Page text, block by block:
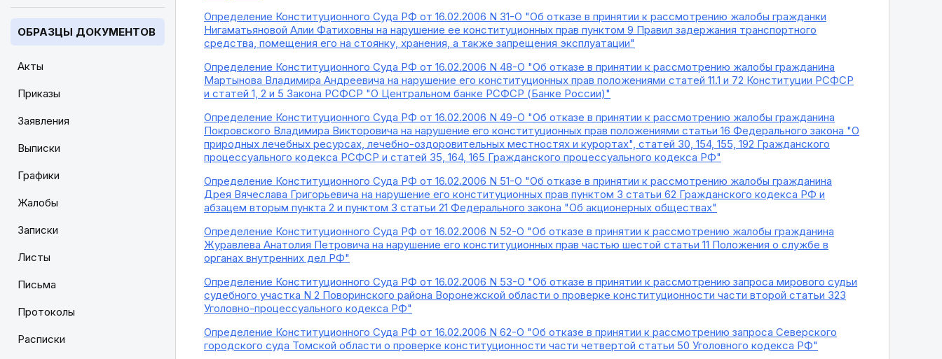
ОБРАЗЦЫ ДОКУМЕНТОВ
Акты
Приказы
Заявления
Выписки
Графики
Жалобы
Записки
Листы
Письма
Протоколы
Расписки
Определение Конституционного Суда РФ от 16.02.2006 N 31-О "Об отказе в принятии к рассмотрению жалобы гражданки
Нигаматьяновой Алии Фатиховны на нарушение ее конституционных прав пунктом 9 Правил задержания транспортного
средства, помещения его на стоянку, хранения, а также запрещения эксплуатации"
Определение Конституционного Суда РФ от 16.02.2006 N 48-О "Об отказе в принятии к рассмотрению жалобы гражданина
Мартынова Владимира Андреевича на нарушение его конституционных прав положениями статей 11.1 и 72 Конституции РСФСР
и статей 1, 2 и 5 Закона РСФСР "О Центральном банке РСФСР (Банке России)"
Определение Конституционного Суда РФ от 16.02.2006 N 49-О "Об отказе в принятии к рассмотрению жалобы гражданина
Покровского Владимира Викторовича на нарушение его конституционных прав положениями статьи 16 Федерального закона "О
природных лечебных ресурсах, лечебно-оздоровительных местностях и курортах", статей 30, 154, 155, 192 Гражданского
процессуального кодекса РСФСР и статей 35, 164, 165 Гражданского процессуального кодекса РФ"
Определение Конституционного Суда РФ от 16.02.2006 N 51-О "Об отказе в принятии к рассмотрению жалобы гражданина
Дрея Вячеслава Григорьевича на нарушение его конституционных прав пунктом 3 статьи 62 Гражданского кодекса РФ и
абзацем вторым пункта 2 и пунктом 3 статьи 21 Федерального закона "Об акционерных обществах"
Определение Конституционного Суда РФ от 16.02.2006 N 52-О "Об отказе в принятии к рассмотрению жалобы гражданина
Журавлева Анатолия Петровича на нарушение его конституционных прав частью шестой статьи 11 Положения о службе в
органах внутренних дел РФ"
Определение Конституционного Суда РФ от 16.02.2006 N 53-О "Об отказе в принятии к рассмотрению запроса мирового судьи
судебного участка N 2 Поворинского района Воронежской области о проверке конституционности части второй статьи 323
Уголовно-процессуального кодекса РФ"
Определение Конституционного Суда РФ от 16.02.2006 N 62-О "Об отказе в принятии к рассмотрению запроса Северского
городского суда Томской области о проверке конституционности части четвертой статьи 50 Уголовного кодекса РФ"